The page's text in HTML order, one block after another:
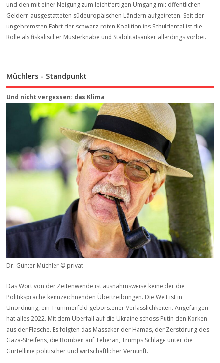
und den mit einer Neigung zum leichtfertigen Umgang mit öffentlichen
Geldern ausgestatteten südeuropäischen Ländern aufgetreten. Seit der
ungebremsten Fahrt der schwarz-roten Koalition ins Schuldental ist die
Rolle als fiskalischer Musterknabe und Stabilitätsanker allerdings vorbei.
Müchlers - Standpunkt
Und nicht vergessen: das Klima
Dr. Günter Müchler © privat
Das Wort von der Zeitenwende ist ausnahmsweise keine der die
Politiksprache kennzeichnenden Übertreibungen. Die Welt ist in
Unordnung, ein Trümmerfeld geborstener Verlässlichkeiten. Angefangen
hat alles 2022. Mit dem Überfall auf die Ukraine schoss Putin den Korken
aus der Flasche. Es folgten das Massaker der Hamas, der Zerstörung des
Gaza-Streifens, die Bomben auf Teheran, Trumps Schläge unter die
Gürtellinie politischer und wirtschaftlicher Vernunft.